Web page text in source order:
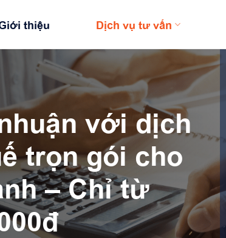
thiệu Dịch vụ tư vấn
với dịch
trọn gói cho
– Chỉ từ